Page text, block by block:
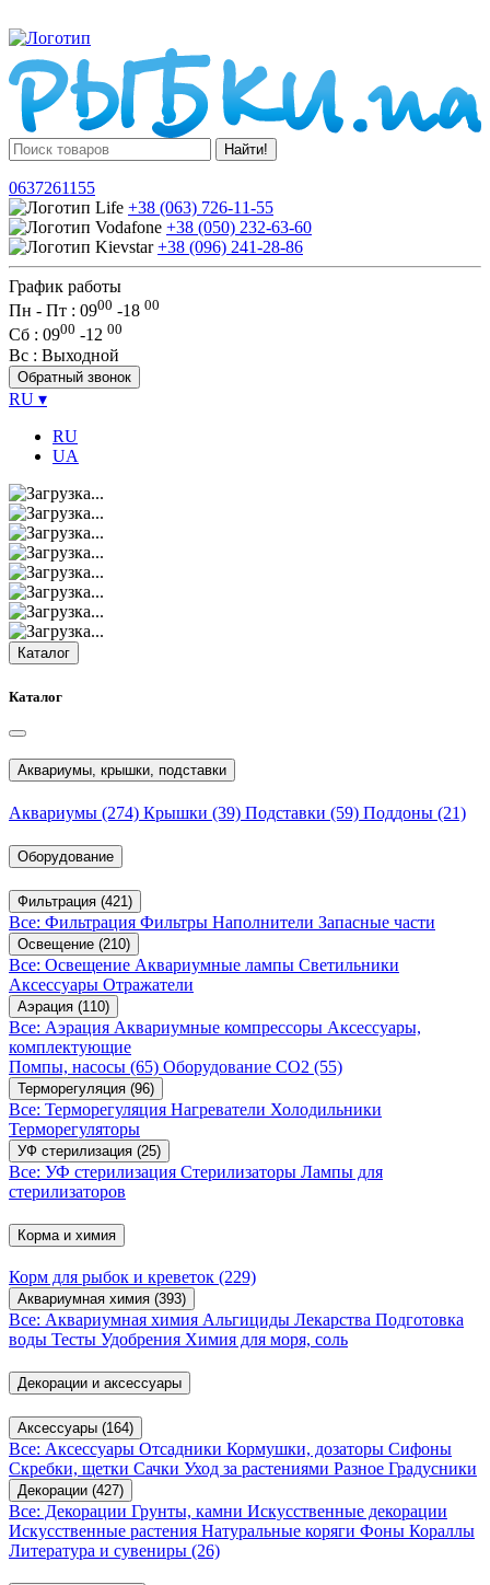
Найти!
0637261155
+38 (063) 726-11-55
+38 (050) 232-63-60
+38 (096) 241-28-86
График работы
Пн - Пт : 0900 -18 00
Сб : 0900 -12 00
Вс : Выходной
Обратный звонок
RU ▾
RU
UA
Каталог
Каталог
Аквариумы, крышки, подставки
Аквариумы (274) Крышки (39) Подставки (59) Поддоны (21)
Оборудование
Фильтрация (421)
Все: Фильтрация Фильтры Наполнители Запасные части
Освещение (210)
Все: Освещение Аквариумные лампы Светильники
Аксессуары Отражатели
Аэрация (110)
Все: Аэрация Аквариумные компрессоры Аксессуары,
комплектующие
Помпы, насосы (65) Оборудование CO2 (55)
Терморегуляция (96)
Все: Терморегуляция Нагреватели Холодильники
Терморегуляторы
УФ стерилизация (25)
Все: УФ стерилизация Стерилизаторы Лампы для
стерилизаторов
Корма и химия
Корм для рыбок и креветок (229)
Аквариумная химия (393)
Все: Аквариумная химия Альгициды Лекарства Подготовка
воды Тесты Удобрения Химия для моря, соль
Декорации и аксессуары
Аксессуары (164)
Все: Аксессуары Отсадники Кормушки, дозаторы Сифоны
Скребки, щетки Сачки Уход за растениями Разное Градусники
Декорации (427)
Все: Декорации Грунты, камни Искусственные декорации
Искусственные растения Натуральные коряги Фоны Кораллы
Литература и сувениры (26)